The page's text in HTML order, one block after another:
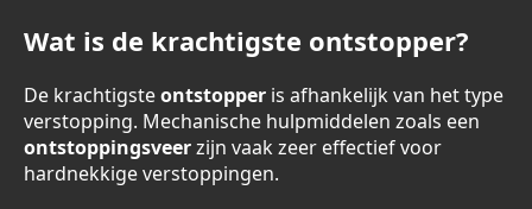
Wat is de krachtigste ontstopper?
De krachtigsteontstopper is afhankelijk van het type
verstopping. Mechanische hulpmiddelen zoals een
ontstoppingsveerzijn vaak zeer effectief voor
hardnekkige verstoppingen.